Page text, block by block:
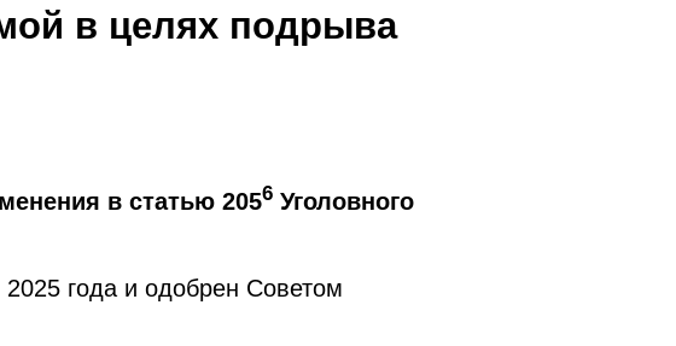
в целях подрыва
в статью 2056Уголовного
года и одобрен Советом